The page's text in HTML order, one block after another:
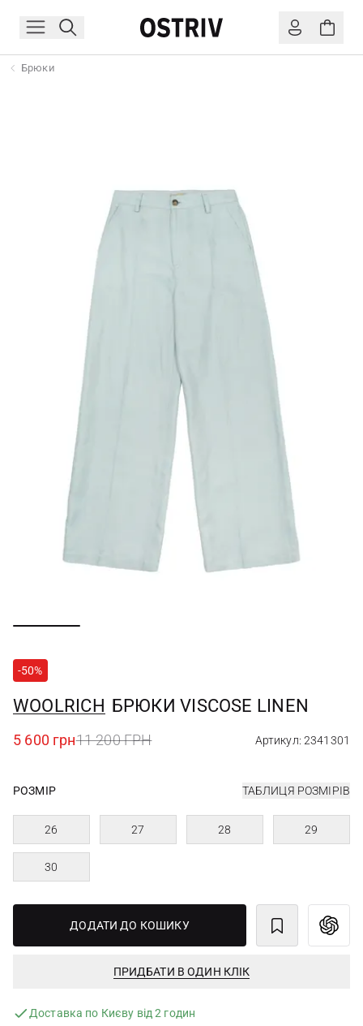
Брюки
-50%
WOOLRICH БРЮКИ VISCOSE LINEN
5 600 грн11 200 ГРН Артикул: 2341301
РОЗМІР ТАБЛИЦЯ РОЗМІРІВ
26 27 28 29
30
ДОДАТИ ДО КОШИКУ
ПРИДБАТИ В ОДИН КЛІК
Доставка по Києву від 2 годин